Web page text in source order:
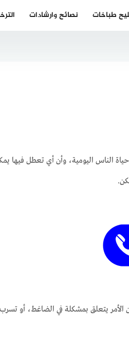
طباخات نصائح وارشادات
الناس اليومية، وأن أي تعطل فيها
الأمر يتعلق بمشكلة في الضاغط، أو